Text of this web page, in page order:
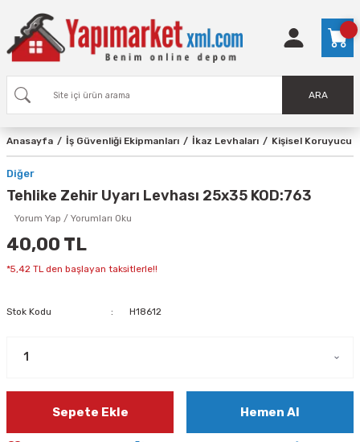
ARA
Anasayfa İş Güvenliği Ekipmanları İkaz Levhaları Kişisel Koruyucu
Diğer
Tehlike Zehir Uyarı Levhası 25x35 KOD:763
Yorum Yap / Yorumları Oku
40,00 TL
*5,42 TL den başlayan taksitlerle!!
Stok Kodu H18612
Sepete Ekle Hemen Al